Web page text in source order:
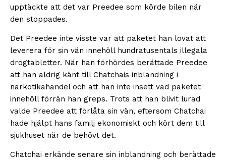
upptäckte att det var Preedee som körde bilen när
den stoppades.
Det Preedee inte visste var att paketet han lovat att
leverera för sin vän innehöll hundratusentals illegala
drogtabletter. När han förhördes berättade Preedee
att han aldrig känt till Chatchais inblandning i
narkotikahandel och att han inte insett vad paketet
innehöll förrän han greps. Trots att han blivit lurad
valde Preedee att förlåta sin vän, eftersom Chatchai
hade hjälpt hans familj ekonomiskt och kört dem till
sjukhuset när de behövt det.
Chatchai erkände senare sin inblandning och berättade